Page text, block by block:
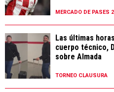
MERCADO DE PASES
Las últimas
cuerpo técnico,
sobre Almada
TORNEO CLAUSURA